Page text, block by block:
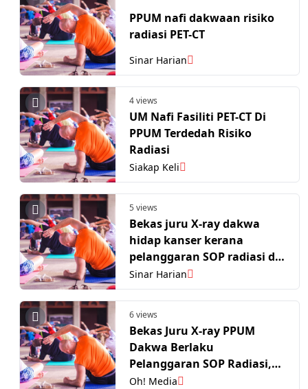
PPUM nafi dakwaan risiko
radiasi PET-CT
Sinar Harian
4 views
UM Nafi Fasiliti PET-CT Di
PPUM Terdedah Risiko
Radiasi
Siakap Keli
5 views
Bekas juru X-ray dakwa
hidap kanser kerana
pelanggaran SOP radiasi di
PPUM
Sinar Harian
6 views
Bekas Juru X-ray PPUM
Dakwa Berlaku
Pelanggaran SOP Radiasi,
Kini Hidap Kanser Tahap 4
Oh! Media